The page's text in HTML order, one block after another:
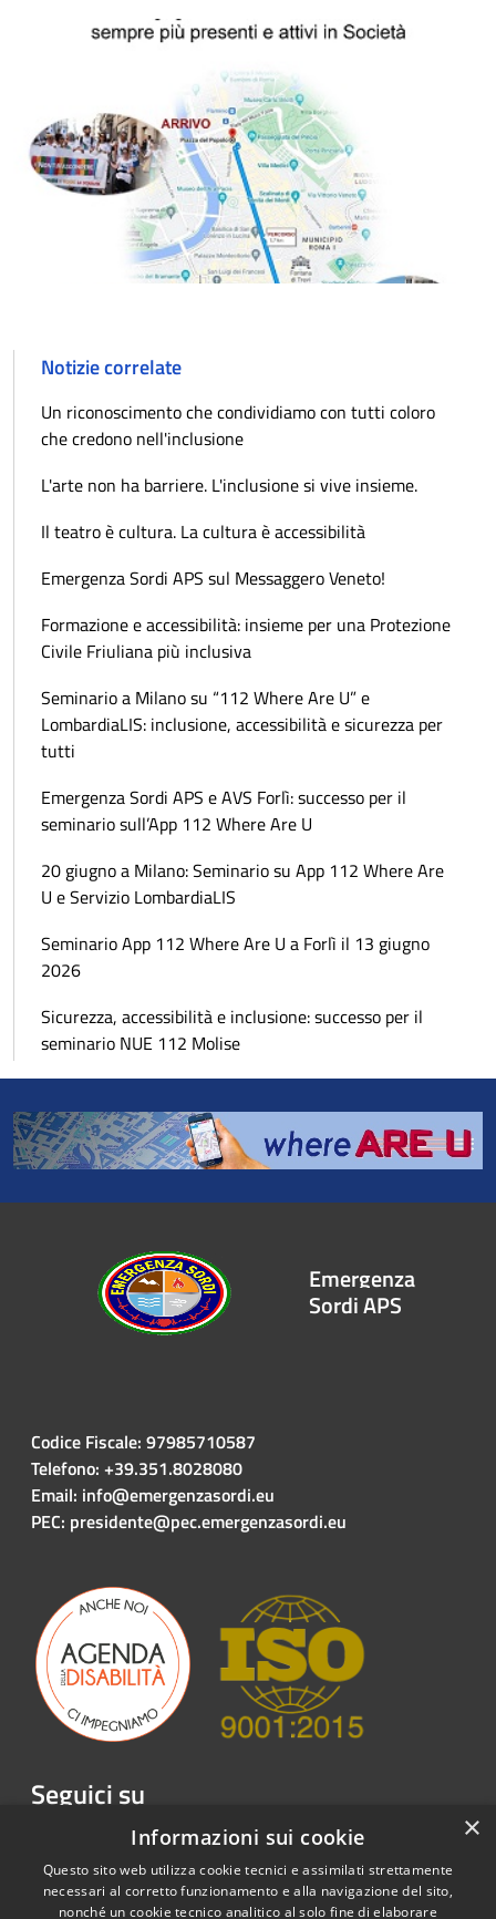
Notizie correlate
Un riconoscimento che condividiamo con tutti coloro
che credono nell'inclusione
L'arte non ha barriere. L'inclusione si vive insieme.
Il teatro è cultura. La cultura è accessibilità
Emergenza Sordi APS sul Messaggero Veneto!
Formazione e accessibilità: insieme per una Protezione
Civile Friuliana più inclusiva
Seminario a Milano su “112 Where Are U” e
LombardiaLIS: inclusione, accessibilità e sicurezza per
tutti
Emergenza Sordi APS e AVS Forlì: successo per il
seminario sull’App 112 Where Are U
20 giugno a Milano: Seminario su App 112 Where Are
U e Servizio LombardiaLIS
Seminario App 112 Where Are U a Forlì il 13 giugno
2026
Sicurezza, accessibilità e inclusione: successo per il
seminario NUE 112 Molise
Emergenza
Sordi APS
Codice Fiscale: 97985710587
Telefono: +39.351.8028080
Email: info@emergenzasordi.eu
PEC: presidente@pec.emergenzasordi.eu
Seguici su
FacebookTwitterYoutubeInstagramLinkedInTelegram ×
Informazioni sui cookie
Questo sito web utilizza cookie tecnici e assimilati strettamente
necessari al corretto funzionamento e alla navigazione del sito,
nonché un cookie tecnico analitico al solo fine di elaborare